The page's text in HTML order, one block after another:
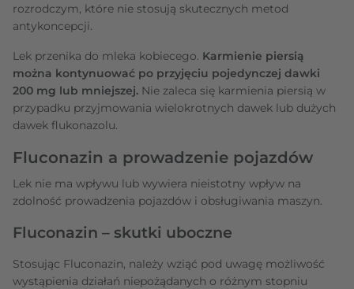
rozrodczym, które nie stosują skutecznych metod
antykoncepcji.
Lek przenika do mleka kobiecego. Karmienie piersią
można kontynuować po przyjęciu pojedynczej dawki
200 mg lub mniejszej. Nie zaleca się karmienia piersią w
przypadku przyjmowania wielokrotnych dawek lub dużych
dawek flukonazolu.
Fluconazin a prowadzenie pojazdów
Lek nie ma wpływu lub wywiera nieistotny wpływ na
zdolność prowadzenia pojazdów i obsługiwania maszyn.
Fluconazin – skutki uboczne
Stosując Fluconazin, należy wziąć pod uwagę możliwość
wystąpienia działań niepożądanych o różnym stopniu